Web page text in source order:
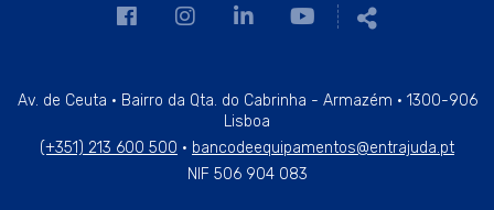
Link
página
Facebook
Link
página
Instagram
Link
página
de
Linkedin
Link
página
Youtube
Av. de Ceuta · Bairro da Qta. do Cabrinha - Armazém · 1300-906
Lisboa
(+351) 213 600 500 · bancodeequipamentos@entrajuda.pt
NIF 506 904 083